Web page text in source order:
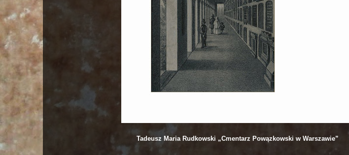
Tade­usz Maria Rudkowski „Cmentarz Powązkowski w Warszawie”